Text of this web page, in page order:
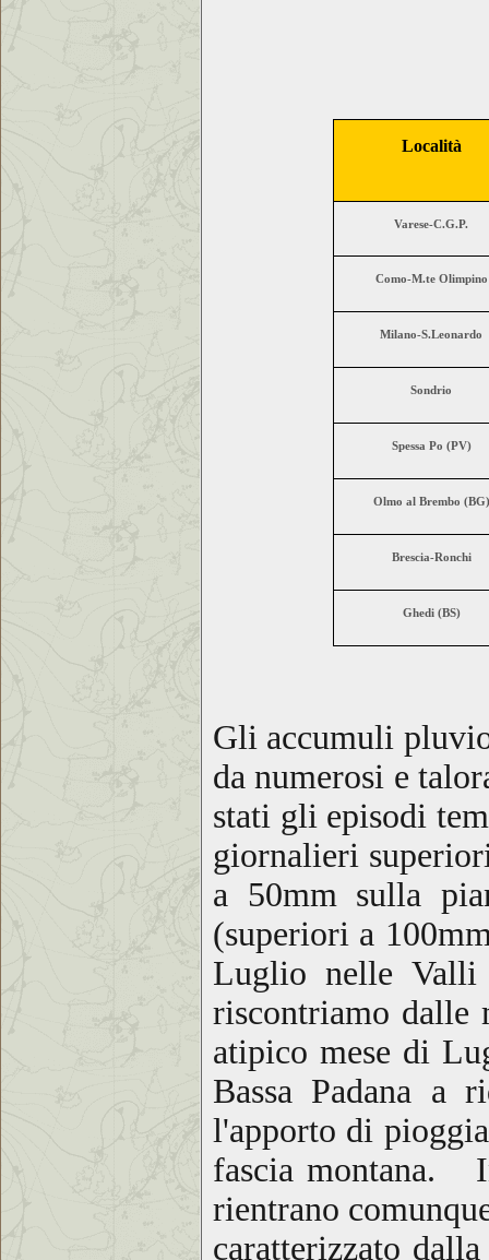
Località
Varese-C.G.P.
Como-M.te Olimpino
Milano-S.Leonardo
Sondrio
Spessa Po (PV)
Olmo al Brembo (BG)
Brescia-Ronchi
Ghedi (BS)
Gli accumuli
da numerosi e
stati gli episodi
giornalieri
a 50mm sulla
(superiori a
Luglio nelle
riscontriamo dalle
atipico mese di
Bassa Padana a
l'apporto di
fascia montana.
rientrano
caratterizzato